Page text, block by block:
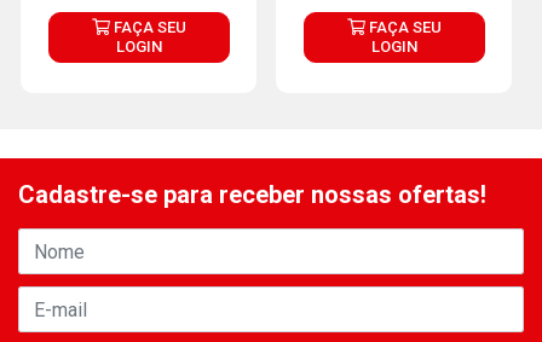
FAÇA SEU
LOGIN
FAÇA SEU
LOGIN
Cadastre-se para receber nossas ofertas!